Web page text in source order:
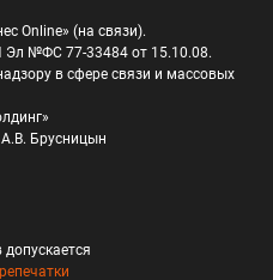
Online» (на связи).
Эл №ФС 77-33484 от 15.10.08.
в сфере связи и массовых
Брусницын